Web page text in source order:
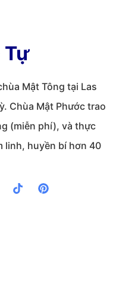
Tự
Mật Tông tại Las
Chùa Mật Phước trao
(miễn phí), và thực
linh, huyền bí hơn 40